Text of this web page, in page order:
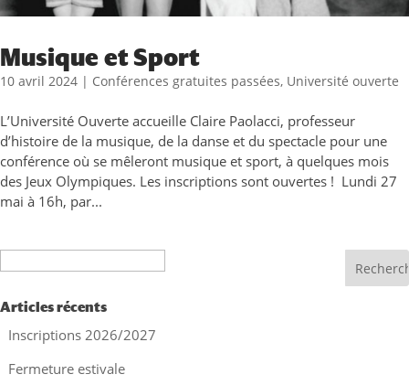
Musique et Sport
10 avril 2024 | Conférences gratuites passées, Université ouverte
L’Université Ouverte accueille Claire Paolacci, professeur
d’histoire de la musique, de la danse et du spectacle pour une
conférence où se mêleront musique et sport, à quelques mois
des Jeux Olympiques. Les inscriptions sont ouvertes ! Lundi 27
mai à 16h, par...
Articles récents
Inscriptions 2026/2027
Fermeture estivale